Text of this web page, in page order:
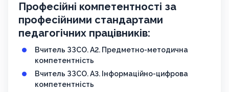
Професійні компетентності за
професійними стандартами
педагогічних працівників:
Вчитель ЗЗСО. А2. Предметно-методична
компетентність
Вчитель ЗЗСО. А3. Інформаційно-цифрова
компетентність